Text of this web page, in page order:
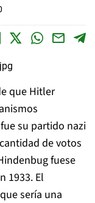
que Hitler
su partido nazi
de votos
fuese
1933. El
sería una